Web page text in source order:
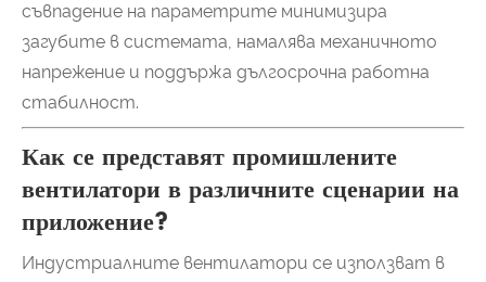
съвпадение на параметрите минимизира
загубите в системата, намалява механичното
напрежение и поддържа дългосрочна работна
стабилност.
Как се представят промишлените
вентилатори в различните сценарии на
приложение?
Индустриалните вентилатори се използват в